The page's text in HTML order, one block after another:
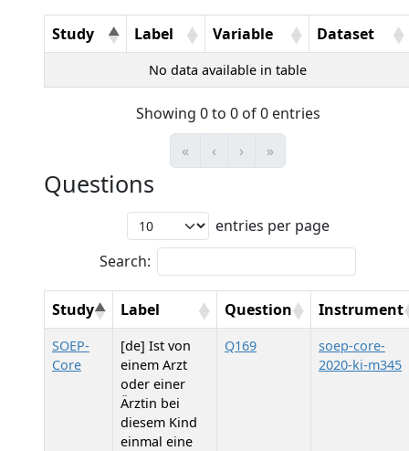
Study Label Variable Dataset
No data available in table
Showing 0 to 0 of 0 entries
«
‹ › »
Questions
entries per page
Search:
Study Label Question Instrument
SOEP-
Core
[de] Ist von
einem Arzt
oder einer
Ärztin bei
diesem Kind
einmal eine
Q169
soep-core-
2020-ki-m345